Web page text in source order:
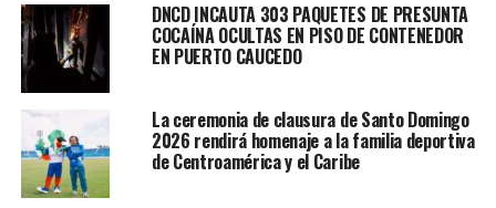
DNCD INCAUTA 303 PAQUETES DE PRESUNTA
COCAÍNA OCULTAS EN PISO DE CONTENEDOR
EN PUERTO CAUCEDO
La ceremonia de clausura de Santo Domingo
2026 rendirá homenaje a la familia deportiva
de Centroamérica y el Caribe